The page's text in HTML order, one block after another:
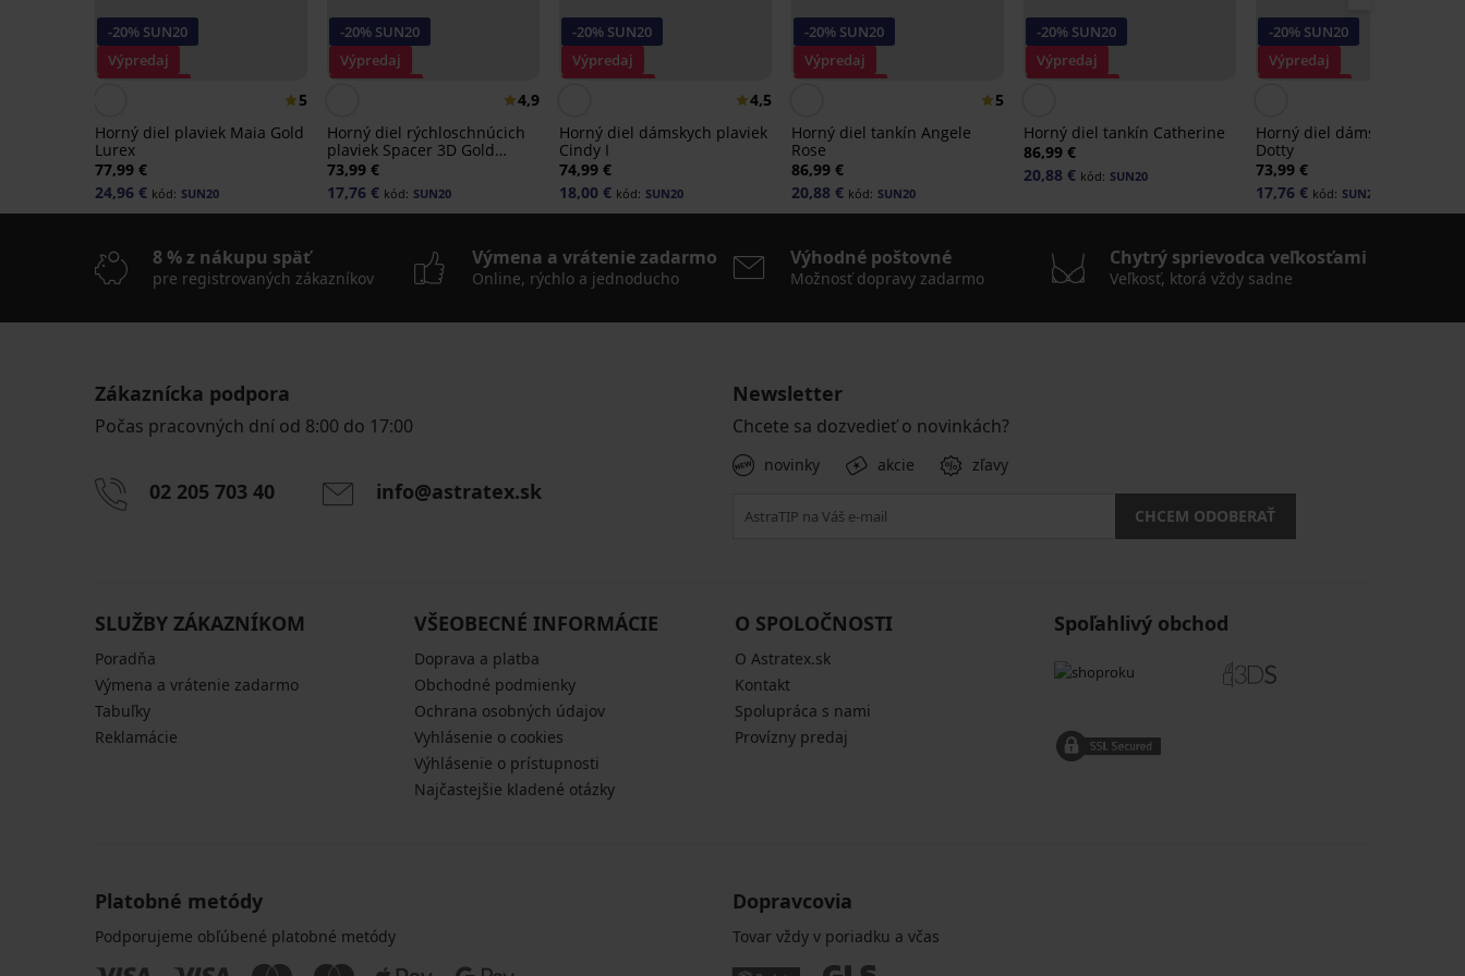
-20% SUN20
Výpredaj
5
Horný diel plaviek Maia Gold
Lurex
77,99 €
24,96 € kód: SUN20
-20% SUN20
Výpredaj
4,9
Horný diel rýchloschnúcich
plaviek Spacer 3D Gold
Summer
73,99 €
17,76 € kód: SUN20
-20% SUN20
Výpredaj
4,5
Horný diel dámskych plaviek
Cindy I
74,99 €
18,00 € kód: SUN20
-20% SUN20
Výpredaj
5
Horný diel tankín Angele
Rose
86,99 €
20,88 € kód: SUN20
-20% SUN20
Výpredaj
Horný diel tankín Catherine
86,99 €
20,88 € kód: SUN20
-20% SUN20
Výpredaj
Horný diel dámskych plaviek
Dotty
73,99 €
17,76 € kód: SUN20
8 % z nákupu späť
pre registrovaných zákazníkov
Výmena a vrátenie zadarmo
Online, rýchlo a jednoducho
Výhodné poštovné
Možnosť dopravy zadarmo
Chytrý sprievodca veľkosťami
Veľkosť, ktorá vždy sadne
Zákaznícka podpora
Počas pracovných dní od 8:00 do 17:00
02 205 703 40 info@astratex.sk
Newsletter
Chcete sa dozvedieť o novinkách?
novinky akcie zľavy
CHCEM ODOBERAŤ
SLUŽBY ZÁKAZNÍKOM
Poradňa
Výmena a vrátenie zadarmo
Tabuľky
Reklamácie
VŠEOBECNÉ INFORMÁCIE
Doprava a platba
Obchodné podmienky
Ochrana osobných údajov
Vyhlásenie o cookies
Výhlásenie o prístupnosti
Najčastejšie kladené otázky
O SPOLOČNOSTI
O Astratex.sk
Kontakt
Spolupráca s nami
Provízny predaj
Spoľahlivý obchod
Platobné metódy
Podporujeme obľúbené platobné metódy
Dopravcovia
Tovar vždy v poriadku a včas